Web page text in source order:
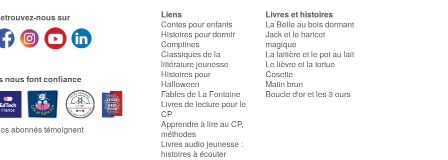
nous sur
nous font confiance
abonnés témoignent
Liens
Contes pour enfants
Histoires pour dormir
Comptines
Classiques de la
littérature jeunesse
Histoires pour
Halloween
Fables de La Fontaine
Livres de lecture pour le
CP
Apprendre à lire au CP,
méthodes
Livres audio jeunesse :
histoires à écouter
Livres et histoires
La Belle au bois dormant
Jack et le haricot
magique
La laitière et le pot au lait
Le lièvre et la tortue
Cosette
Matin brun
Boucle d'or et les 3 ours